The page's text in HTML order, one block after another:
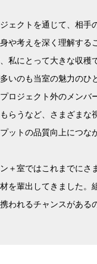
ェクトを通じて、相手
や考えを深く理解する
私にとって大きな収穫
いのも当室の魅力のひ
ロジェクト外のメンバ
らうなど、さまざまな
ットの品質向上につな
＋室ではこれまでにさ
を輩出してきました。
われるチャンスがある